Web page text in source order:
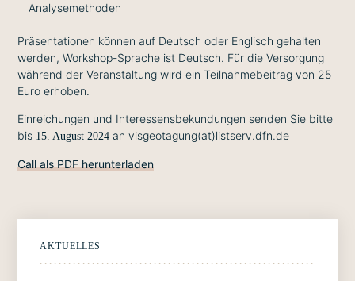
Analysemethoden
Präsentationen können auf Deutsch oder Englisch gehalten
werden, Workshop-Sprache ist Deutsch. Für die Versorgung
während der Veranstaltung wird ein Teilnahmebeitrag von 25
Euro erhoben.
Einreichungen und Interessensbekundungen senden Sie bitte
bis 15. August 2024 an visgeotagung(at)listserv.dfn.de
Call als PDF herunterladen
AKTUELLES